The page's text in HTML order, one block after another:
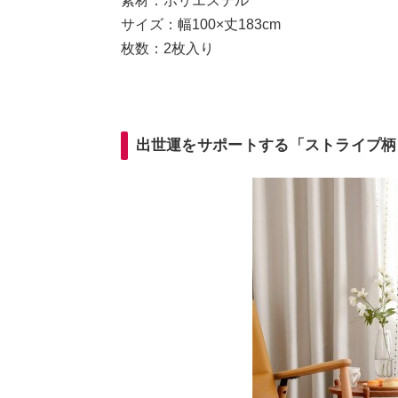
サイズ：幅100×丈183cm
枚数：2枚入り
出世運をサポートする「ストライプ